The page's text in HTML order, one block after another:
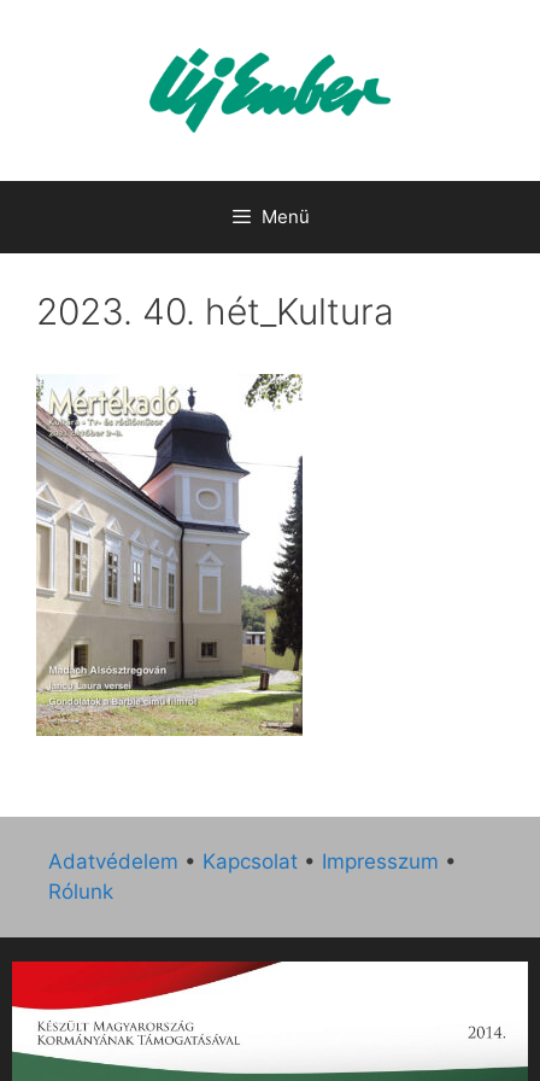
Menü
2023. 40. hét_Kultura
Adatvédelem • Kapcsolat • Impresszum •
Rólunk